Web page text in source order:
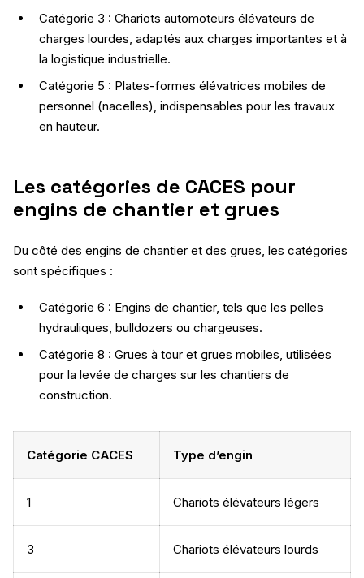
Catégorie 3 : Chariots automoteurs élévateurs de
charges lourdes, adaptés aux charges importantes et à
la logistique industrielle.
Catégorie 5 : Plates-formes élévatrices mobiles de
personnel (nacelles), indispensables pour les travaux
en hauteur.
Les catégories de CACES pour
engins de chantier et grues
Du côté des engins de chantier et des grues, les catégories
sont spécifiques :
Catégorie 6 : Engins de chantier, tels que les pelles
hydrauliques, bulldozers ou chargeuses.
Catégorie 8 : Grues à tour et grues mobiles, utilisées
pour la levée de charges sur les chantiers de
construction.
Catégorie CACES Type d’engin
1 Chariots élévateurs légers
3 Chariots élévateurs lourds